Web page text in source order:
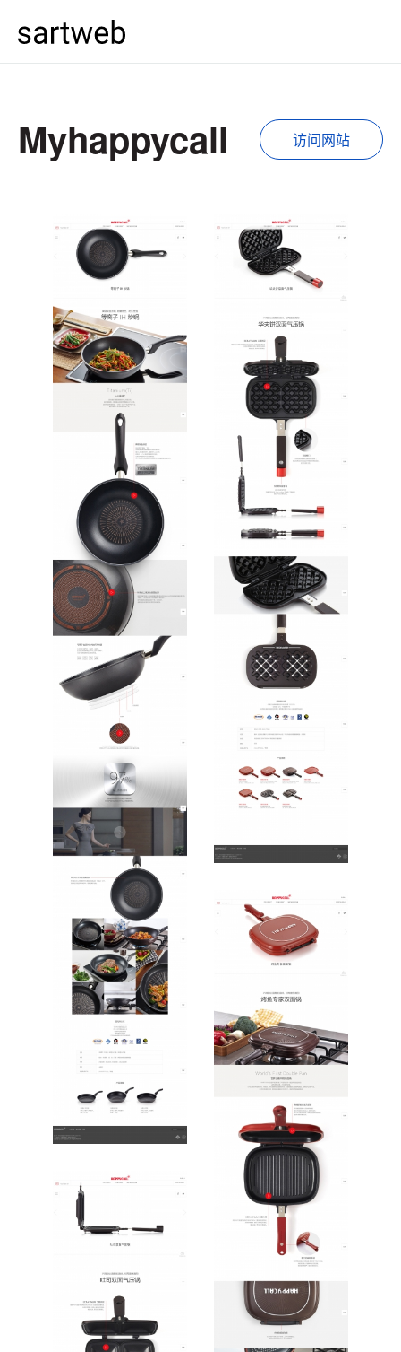
Myhappycall 访问网站